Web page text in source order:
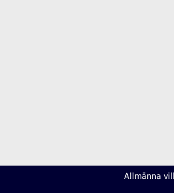
Allmänna